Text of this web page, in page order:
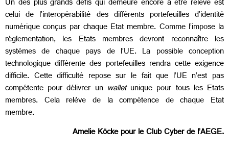
celui de l’interopérabilité des différents portefeuilles d’identité
numérique conçus par chaque Etat membre. Comme l’impose la
réglementation, les Etats membres devront reconnaître les
systèmes de chaque pays de l’UE. La possible conception
technologique différente des portefeuilles rendra cette exigence
difficile. Cette difficulté repose sur le fait que l’UE n’est pas
compétente pour délivrer un wallet unique pour tous les Etats
membres. Cela relève de la compétence de chaque Etat
membre.
Amelie Köcke pour le Club Cyber de l’AEGE.